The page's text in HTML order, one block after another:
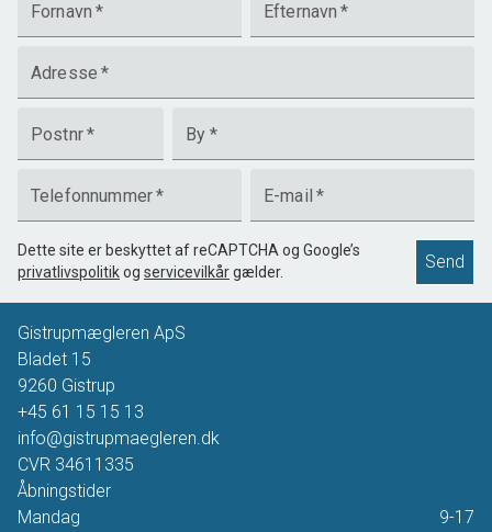
Fornavn * Efternavn *
Adresse *
Postnr* By *
Telefonnummer* E-mail *
Dette site er beskyttet af reCAPTCHA og Google’s
privatlivspolitikog servicevilkårgælder. Send
Gistrupmægleren ApS
Bladet 15
9260 Gistrup
+45 61 15 15 13
info@gistrupmaegleren.dk
CVR 34611335
Åbningstider
Mandag
9-17